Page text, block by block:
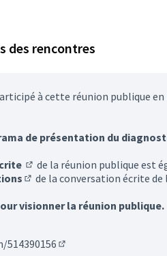
des rencontres
à cette réunion publique
de présentation du
(S'ouvre dans un nouvel
de la réunion publique est
de la conversation écrite
visionner la réunion publique.